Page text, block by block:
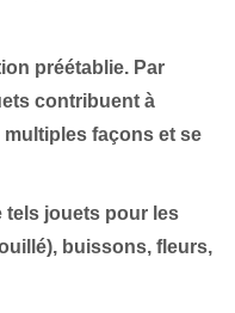
préétablie. Par
contribuent à
façons et se
tels jouets pour les
buissons, fleurs,